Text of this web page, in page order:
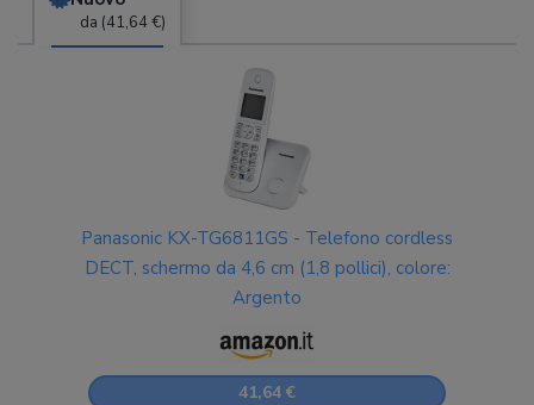
da (41,64 €)
Panasonic KX-TG6811GS - Telefono cordless
DECT, schermo da 4,6 cm (1,8 pollici), colore:
Argento
41,64 €